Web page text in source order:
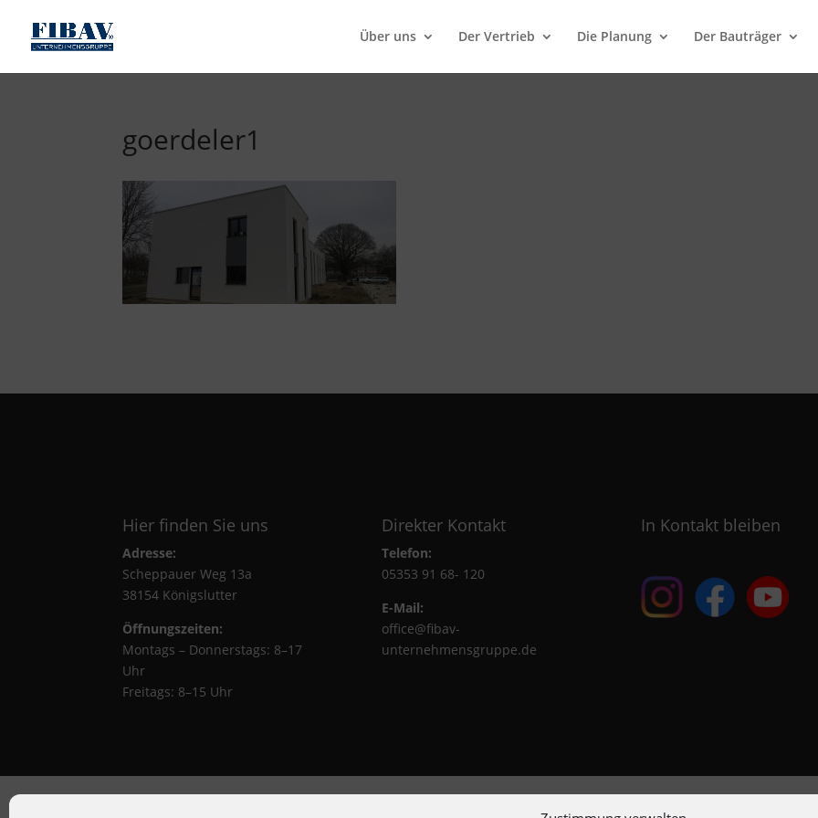
Über uns Der Vertrieb Die Planung Der Bauträger
goerdeler1
Hier finden Sie uns
Adresse:
Scheppauer Weg 13a
38154 Königslutter
Öffnungszeiten:
Montags – Donnerstags: 8–17
Uhr
Freitags: 8–15 Uhr
Direkter Kontakt
Telefon:
05353 91 68- 120
E-Mail:
office@fibav-
unternehmensgruppe.de
In Kontakt bleiben